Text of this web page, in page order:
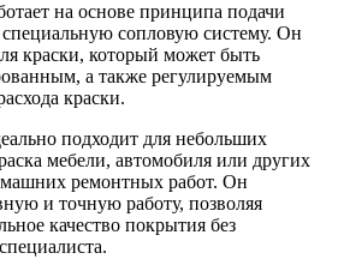
на основе принципа подачи
специальную сопловую систему. Он
краски, который может быть
а также регулируемым
краски.
подходит для небольших
мебели, автомобиля или других
ремонтных работ. Он
и точную работу, позволяя
качество покрытия без